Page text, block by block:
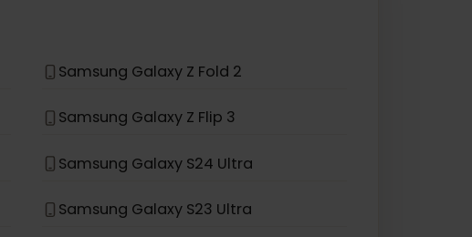
Samsung Galaxy Z Fold 2